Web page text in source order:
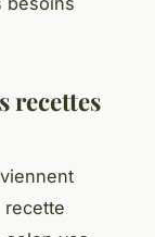
recettes
recette